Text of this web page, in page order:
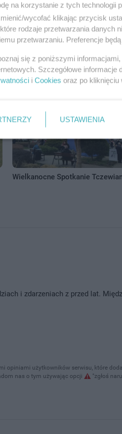
Rowerzyści opanowali Tczew
Wielkanocne Spotkanie
i zdarzeniach z przed lat.
opiniami użytkowników serwisu, które
nas o tym używając opcji
"zgłoś
na korzystanie z tych technologii
wycofać klikając przycisk
rodzaje przetwarzania danych
przetwarzaniu. Preferencje
się z poniższymi
Szczegółowe
i Cookies oraz po kliknięciu
USTAWIENIA